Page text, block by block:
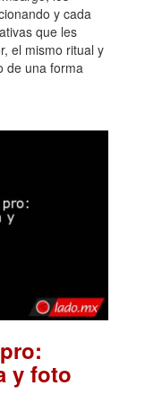
y cada
que les
el mismo ritual y
de una forma
y foto